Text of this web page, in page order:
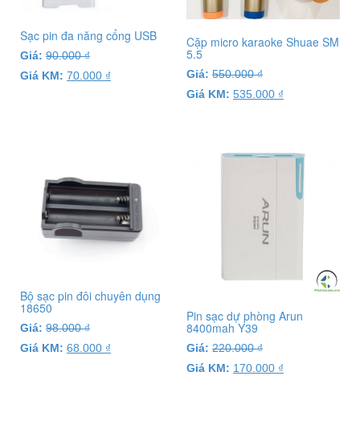
Sạc pin đa năng cổng USB
Giá: 90.000₫
Giá KM: 70.000 ₫
Cặp micro karaoke Shuae SM
5.5
Giá: 550.000₫
Giá KM: 535.000 ₫
Bộ sạc pin đôi chuyên dụng
18650
Giá: 98.000₫
Giá KM: 68.000 ₫
Pin sạc dự phòng Arun
8400mah Y39
Giá: 220.000₫
Giá KM: 170.000 ₫